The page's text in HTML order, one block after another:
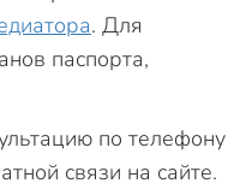
. Для
паспорта,
по телефону
связи на сайте.